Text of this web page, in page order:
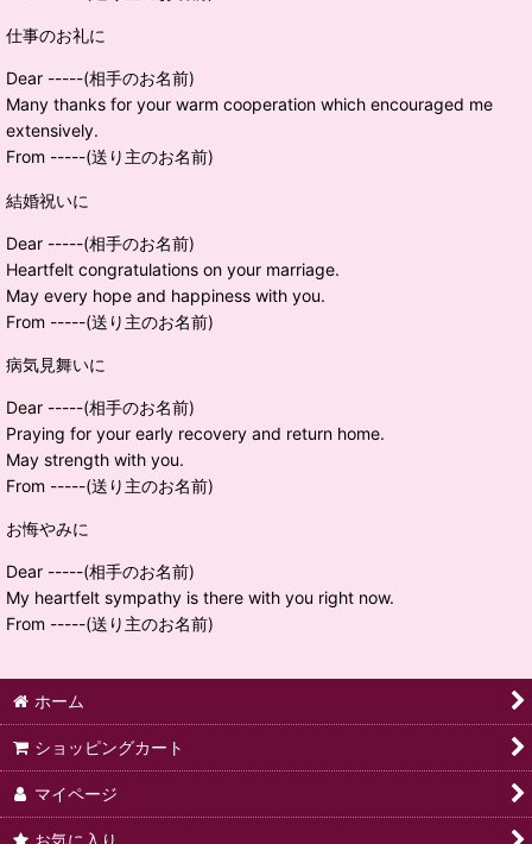
仕事のお礼に
Dear -----(相手のお名前)
Many thanks for your warm cooperation which encouraged me
extensively.
From -----(送り主のお名前)
結婚祝いに
Dear -----(相手のお名前)
Heartfelt congratulations on your marriage.
May every hope and happiness with you.
From -----(送り主のお名前)
病気見舞いに
Dear -----(相手のお名前)
Praying for your early recovery and return home.
May strength with you.
From -----(送り主のお名前)
お悔やみに
Dear -----(相手のお名前)
My heartfelt sympathy is there with you right now.
From -----(送り主のお名前)
ホーム
ショッピングカート
マイページ
お気に入り